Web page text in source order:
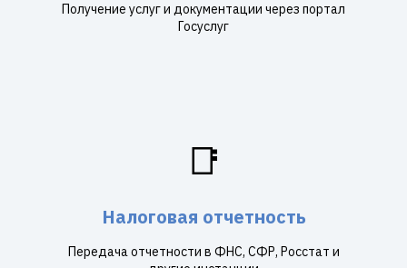
Получение услуг и документации через портал
Госуслуг
📑
Налоговая отчетность
Передача отчетности в ФНС, СФР, Росстат и